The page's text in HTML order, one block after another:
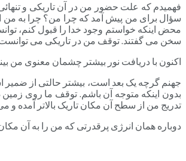
فهمیدم که علت حضور من در آن تاریکی و تنهائی
سؤال برای من پیش آمد که چرا من؟ چرا به من
محض اینکه خواستم وجود خدا را قبول کنم،
سخن می گفتند. توقف من در تاریکی می توانست
اکنون با دریافت نور بیشتر چشمان معنوی من
جهنم گرچه یک بعد است، بیشتر حالتی از ضمیر
بدون اینکه متوجه آن باشم. توقف ما روی
تدریج من از سطح آن مکان تاریک بالاتر آمده و
دوباره همان انرژی پرقدرتی که من را به آن